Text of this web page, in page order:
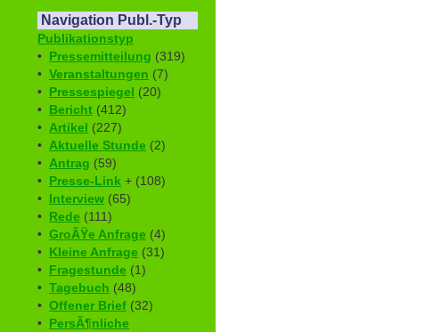
Navigation Publ.-Typ
Publikationstyp
• Pressemitteilung (319)
• Veranstaltungen (7)
• Pressespiegel (20)
• Bericht (412)
• Artikel (227)
• Aktuelle Stunde (2)
• Antrag (59)
• Presse-Link + (108)
• Interview (65)
• Rede (111)
• GroÃŸe Anfrage (4)
• Kleine Anfrage (31)
• Fragestunde (1)
• Tagebuch (48)
• Offener Brief (32)
• PersÃ¶nliche